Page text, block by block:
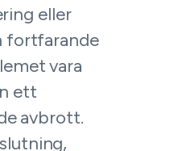
eller
fortfarande
vara
ett
avbrott.